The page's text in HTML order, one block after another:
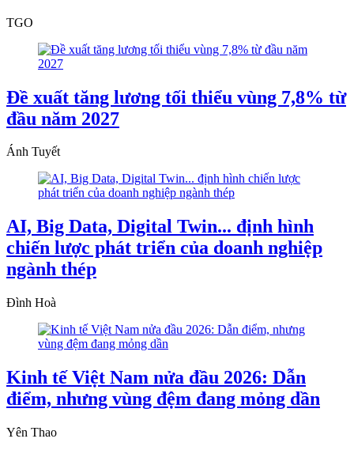
TGO
Đề xuất tăng lương tối thiểu vùng 7,8% từ
đầu năm 2027
Ánh Tuyết
AI, Big Data, Digital Twin... định hình
chiến lược phát triển của doanh nghiệp
ngành thép
Đình Hoà
Kinh tế Việt Nam nửa đầu 2026: Dẫn
điểm, nhưng vùng đệm đang mỏng dần
Yên Thao